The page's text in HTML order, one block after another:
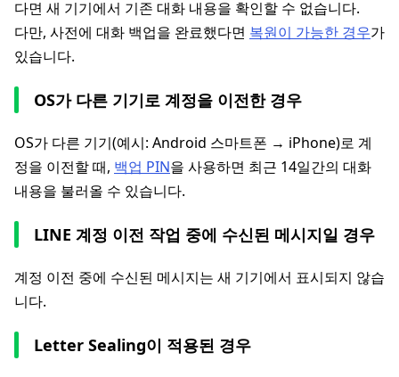
다면 새 기기에서 기존 대화 내용을 확인할 수 없습니다.
다만, 사전에 대화 백업을 완료했다면 복원이 가능한 경우가
있습니다.
OS가 다른 기기로 계정을 이전한 경우
OS가 다른 기기(예시: Android 스마트폰 → iPhone)로 계
정을 이전할 때, 백업 PIN을 사용하면 최근 14일간의 대화
내용을 불러올 수 있습니다.
LINE 계정 이전 작업 중에 수신된 메시지일 경우
계정 이전 중에 수신된 메시지는 새 기기에서 표시되지 않습
니다.
Letter Sealing이 적용된 경우